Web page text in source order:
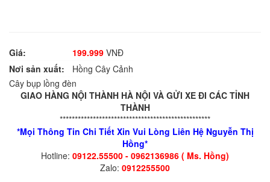
Giá: 199.999 VNĐ
Nơi sản xuất:
Hồng Cây Cảnh
Cây bụp lồng đèn
GIAO HÀNG NỘI THÀNH HÀ NỘI VÀ GỬI XE ĐI CÁC TỈNH
THÀNH
**************************************************
*Mọi Thông Tin Chi Tiết Xin Vui Lòng Liên Hệ Nguyễn Thị
Hồng*
Hotline: 09122.55500 - 0962136986 ( Ms. Hồng)
Zalo: 0912255500